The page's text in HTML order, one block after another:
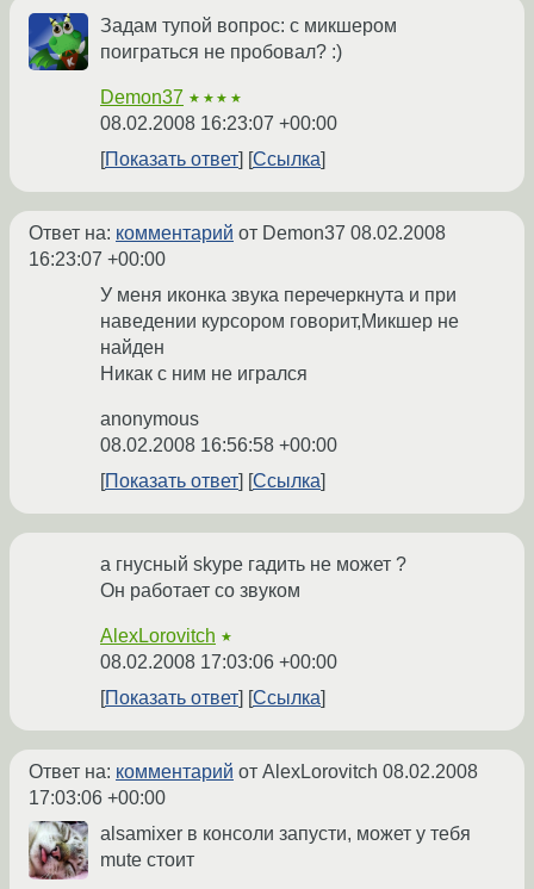
Задам тупой вопрос: с микшером
поиграться не пробовал? :)
Demon37 ★★★★
08.02.2008 16:23:07 +00:00
Показать ответ
Ссылка
Ответ на: комментарий от Demon37 08.02.2008
16:23:07 +00:00
У меня иконка звука перечеркнута и при
наведении курсором говорит,Микшер не
найден
Никак с ним не игрался
anonymous
08.02.2008 16:56:58 +00:00
Показать ответ
Ссылка
а гнусный skype гадить не может ?
Он работает со звуком
AlexLorovitch ★
08.02.2008 17:03:06 +00:00
Показать ответ
Ссылка
Ответ на: комментарий от AlexLorovitch 08.02.2008
17:03:06 +00:00
alsamixer в консоли запусти, может у тебя
mute стоит